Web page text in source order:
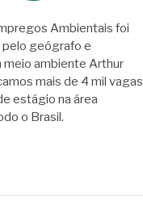
Ambientais foi
geógrafo e
meio ambiente Arthur
mais de 4 mil vagas
estágio na área
o Brasil.